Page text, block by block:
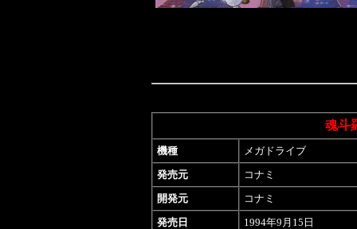
魂斗
機種
メガドライブ
発売元
コナミ
開発元
コナミ
発売日
1994年9月15日